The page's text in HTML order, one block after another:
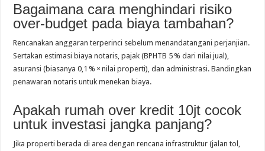
Bagaimana cara menghindari risiko
over‑budget pada biaya tambahan?
Rencanakan anggaran terperinci sebelum menandatangani perjanjian.
Sertakan estimasi biaya notaris, pajak (BPHTB 5 % dari nilai jual),
asuransi (biasanya 0,1 % × nilai properti), dan administrasi. Bandingkan
penawaran notaris untuk menekan biaya.
Apakah rumah over kredit 10jt cocok
untuk investasi jangka panjang?
Jika properti berada di area dengan rencana infrastruktur (jalan tol,